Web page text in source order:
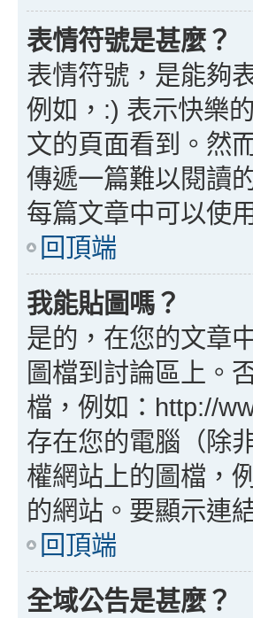
表情符號是甚麼？
表情符號，是能夠
例如，:) 表示快樂
文的頁面看到。然
傳遞一篇難以閱讀
每篇文章中可以使
回頂端
我能貼圖嗎？
是的，在您的文章
圖檔到討論區上。
檔，例如：http://
存在您的電腦（除
權網站上的圖檔，
的網站。要顯示連
回頂端
全域公告是甚麼？